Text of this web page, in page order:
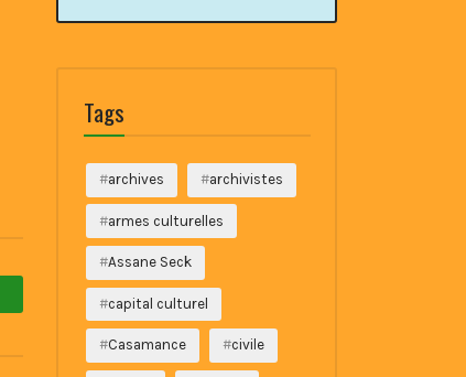
Tags
archives archivistes
armes culturelles
Assane Seck
capital culturel
Casamance civile